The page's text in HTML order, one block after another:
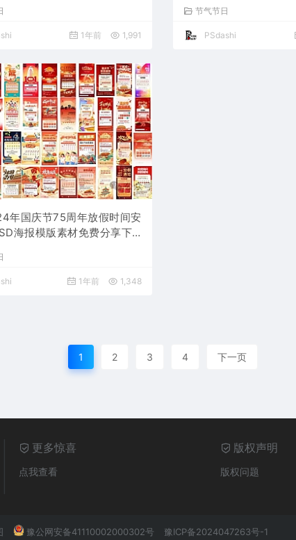
营销电商宣传
1年前 1,991
高清朋友圈营销电商宣传
节气节日
PSdashi
年国庆节75周年放假时间安
海报模版素材免费分享下
层源文件
1年前 1,348
1 2 3 4 下一页
更多惊喜
点我查看
版权声明
版权问题
豫公网安备41110002000302号 豫ICP备2024047263号-1